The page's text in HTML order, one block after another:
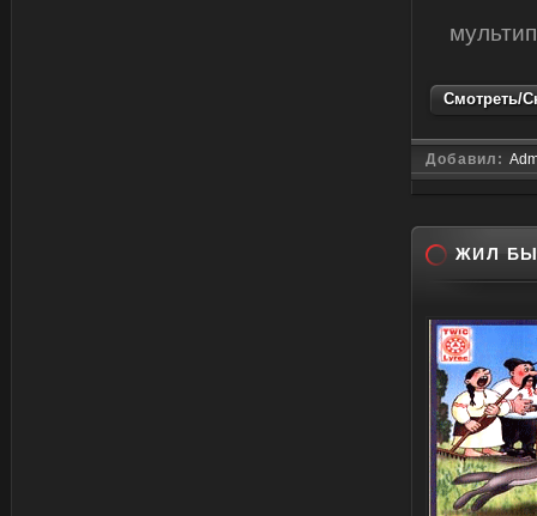
Смотреть/
Добавил:
ЖИЛ